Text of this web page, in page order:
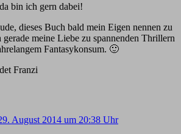
bin ich gern dabei!
dieses Buch bald mein Eigen nennen zu
meine Liebe zu spannenden Thrillern
Fantasykonsum. 🙂
Franzi
August 2014 um 20:38 Uhr